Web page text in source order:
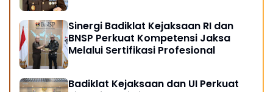
Sinergi Badiklat Kejaksaan RI dan
BNSP Perkuat Kompetensi Jaksa
Melalui Sertifikasi Profesional
Badiklat Kejaksaan dan UI Perkuat